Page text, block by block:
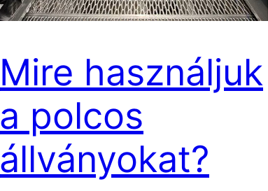
Mire használjuk
a polcos
állványokat?